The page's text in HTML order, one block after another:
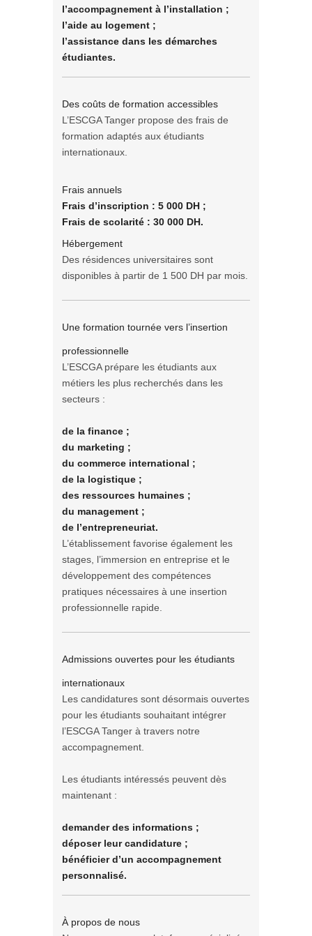
l’accompagnement à l’installation ;
l’aide au logement ;
l’assistance dans les démarches
étudiantes.
Des coûts de formation accessibles
L’ESCGA Tanger propose des frais de
formation adaptés aux étudiants
internationaux.
Frais annuels
Frais d’inscription : 5 000 DH ;
Frais de scolarité : 30 000 DH.
Hébergement
Des résidences universitaires sont
disponibles à partir de 1 500 DH par mois.
Une formation tournée vers l’insertion
professionnelle
L’ESCGA prépare les étudiants aux
métiers les plus recherchés dans les
secteurs :
de la finance ;
du marketing ;
du commerce international ;
de la logistique ;
des ressources humaines ;
du management ;
de l’entrepreneuriat.
L’établissement favorise également les
stages, l’immersion en entreprise et le
développement des compétences
pratiques nécessaires à une insertion
professionnelle rapide.
Admissions ouvertes pour les étudiants
internationaux
Les candidatures sont désormais ouvertes
pour les étudiants souhaitant intégrer
l’ESCGA Tanger à travers notre
accompagnement.
Les étudiants intéressés peuvent dès
maintenant :
demander des informations ;
déposer leur candidature ;
bénéficier d’un accompagnement
personnalisé.
À propos de nous